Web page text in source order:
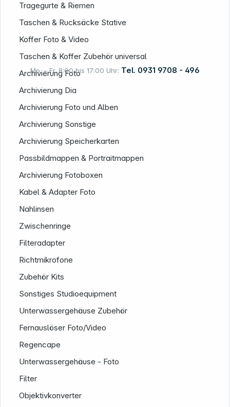
Mo. – Fr. 8:00 bis 17:00 Uhr: Tel. 0931 9708 - 496
Tragegurte & Riemen
Taschen & Rucksäcke Stative
Koffer Foto & Video
Taschen & Koffer Zubehör universal
Archivierung Foto
Archivierung Dia
Archivierung Foto und Alben
Archivierung Sonstige
Archivierung Speicherkarten
Passbildmappen & Portraitmappen
Archivierung Fotoboxen
Kabel & Adapter Foto
Nahlinsen
Zwischenringe
Filteradapter
Richtmikrofone
Zubehör Kits
Sonstiges Studioequipment
Unterwassergehäuse Zubehör
Fernauslöser Foto/Video
Regencape
Unterwassergehäuse - Foto
Filter
Objektivkonverter
Rechtliches